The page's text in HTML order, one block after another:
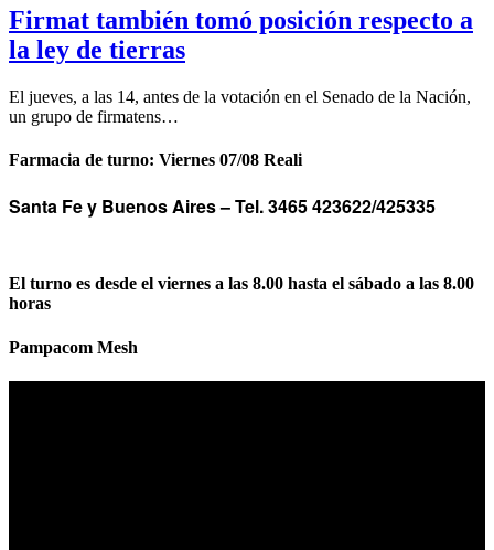
Firmat también tomó posición respecto a
la ley de tierras
El jueves, a las 14, antes de la votación en el Senado de la Nación,
un grupo de firmatens…
Farmacia de turno: Viernes 07/08 Reali
Santa Fe y Buenos Aires –Tel. 3465 423622/425335
El turno es desde el viernes a las 8.00 hasta el sábado a las 8.00
horas
Pampacom Mesh